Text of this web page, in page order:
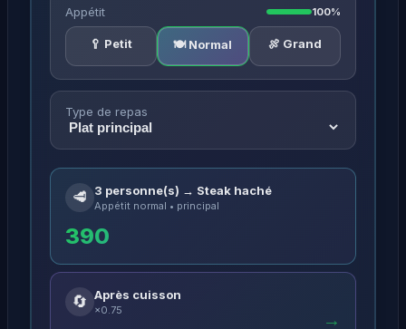
Appétit 100%
🥄 Petit 🍽️ Normal 🍖 Grand
Type de repas
🥩 3 personne(s) → Steak haché
Appétit normal • principal
390
🔄 Après cuisson
×0.75 →